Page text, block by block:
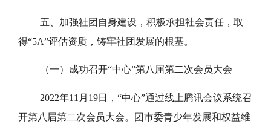
五、加强社团自身建设，积极承担社会责任，取
得“5A”评估资质，铸牢社团发展的根基。
（一）成功召开“中心”第八届第二次会员大会
2022年11月19日，“中心”通过线上腾讯会议系统召
开第八届第二次会员大会。团市委青少年发展和权益维